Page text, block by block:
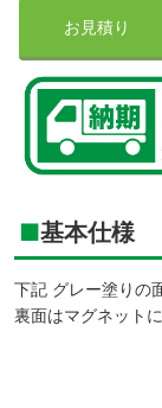
お見積り
基本仕様
下記 グレー塗りの
裏面はマグネット